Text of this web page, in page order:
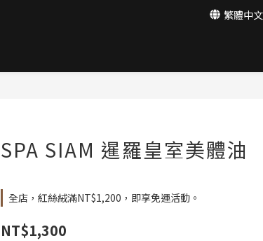
繁體中文
SPA SIAM 暹羅皇室美體油
全店，紅絲絨滿NT$1,200，即享免運活動。
NT$1,300